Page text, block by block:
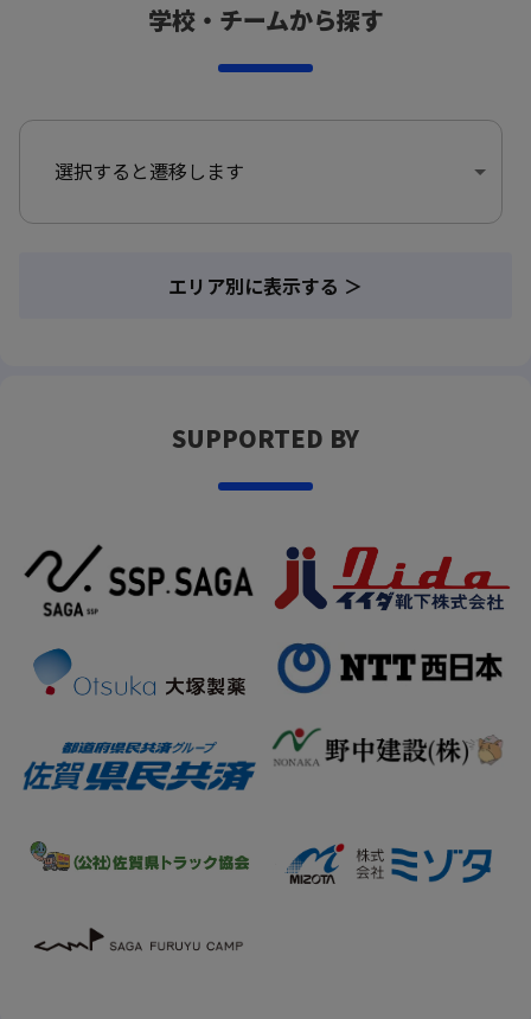
学校・チームから探す
選択すると遷移します
エリア別に表示する ＞
SUPPORTED BY